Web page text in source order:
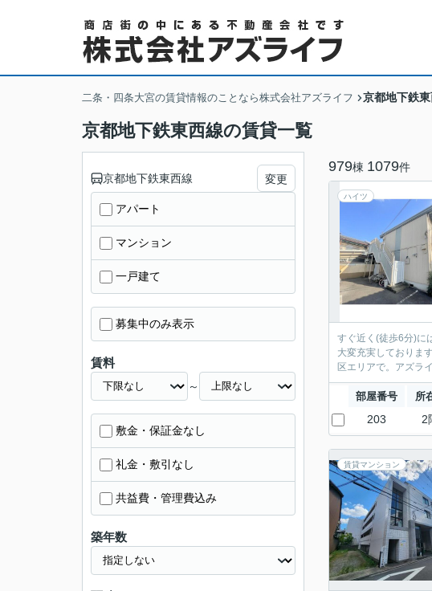
二条・四条大宮の賃貸情報のことなら株式会社アズライフ 京都地下鉄
京都地下鉄東西線の賃貸一覧
979棟 1079件
ハイツ
すぐ近く(徒歩6分)に
大変充実しておりま
区エリアで。アズラ
部屋番号 所
203 2
賃貸マンション
京都地下鉄東西線 変更
アパート
マンション
一戸建て
募集中のみ表示
賃料
～
敷金・保証金なし
礼金・敷引なし
共益費・管理費込み
築年数